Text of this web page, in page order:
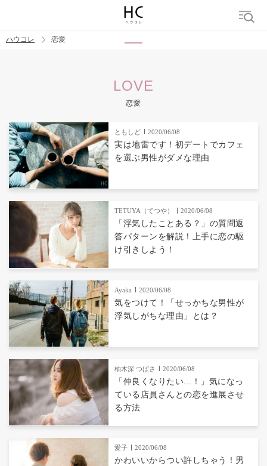
恋愛
ハウコレ 恋愛
LOVE
恋愛
ともしど 2020/06/08
実は地雷です！初デートでカフェ
を選ぶ男性がダメな理由
TETUYA（てつや） 2020/06/08
「浮気したことある？」の質問返
答パターンを解説！上手に恋の駆
け引きしよう！
Ayaka 2020/06/08
気をつけて！「せっかちな男性が
浮気しがちな理由」とは？
柚木深 つばさ 2020/06/08
「仲良くなりたい...！」気になっ
ている店員さんとの恋を進展させ
る方法
愛子 2020/06/08
かわいいからつい許しちゃう！男